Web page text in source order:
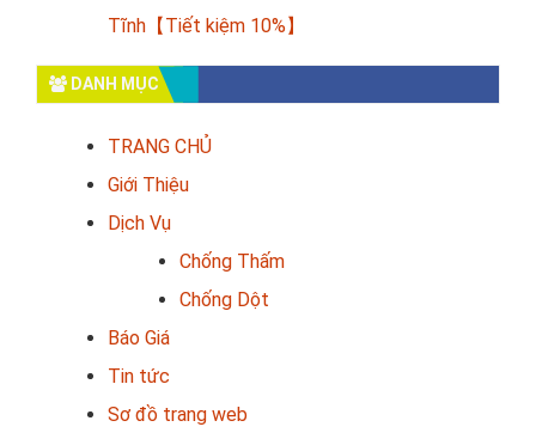
Tĩnh【Tiết kiệm 10%】
DANH MỤC
TRANG CHỦ
Giới Thiệu
Dịch Vụ
Chống Thấm
Chống Dột
Báo Giá
Tin tức
Sơ đồ trang web